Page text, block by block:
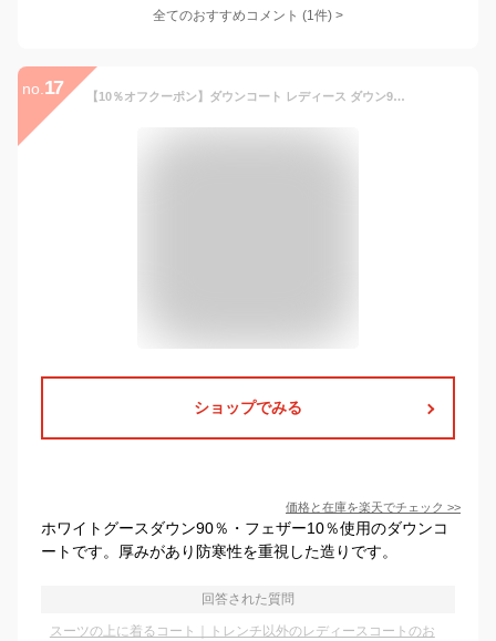
全てのおすすめコメント (1件) >
no. 17 【10％オフクーポン】ダウンコート レディース ダウン90% ホワイトグース ブランド Filomo フィローモ ウールムートン エコ フード キャメル ブラック ダウン コート ミドル丈 女性 ギフト プレゼント 6F (08000221r)
ショップでみる
価格と在庫を楽天でチェック >>
ホワイトグースダウン90％・フェザー10％使用のダウンコ
ートです。厚みがあり防寒性を重視した造りです。
回答された質問
スーツの上に着るコート｜トレンチ以外のレディースコートのお